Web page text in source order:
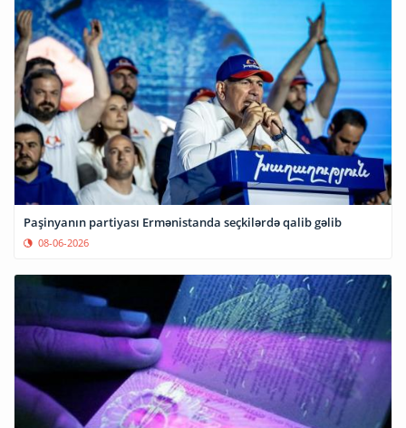
Paşinyanın partiyası Ermənistanda seçkilərdə qalib gəlib
08-06-2026